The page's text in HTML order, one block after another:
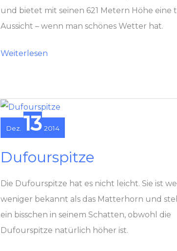
und bietet mit seinen 621 Metern Höhe eine
Aussicht – wenn man schönes Wetter hat.
Snaefell
Weiterlesen
Dez. 13 2014
Dufourspitze
Die Dufourspitze hat es nicht leicht. Sie ist
weniger bekannt als das Matterhorn und
ein bisschen in seinem Schatten, obwohl die
Dufourspitze natürlich höher ist.